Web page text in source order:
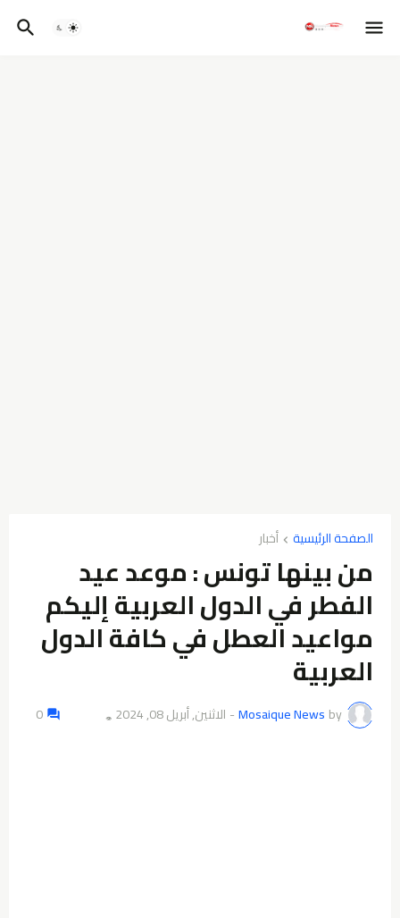
الصفحة الرئيسية أخبار
من بينها تونس : موعد عيد
الفطر في الدول العربية إليكم
مواعيد العطل في كافة الدول
العربية
by
Mosaique News
- الاثنين, أبريل 08, 2024 👁️
0